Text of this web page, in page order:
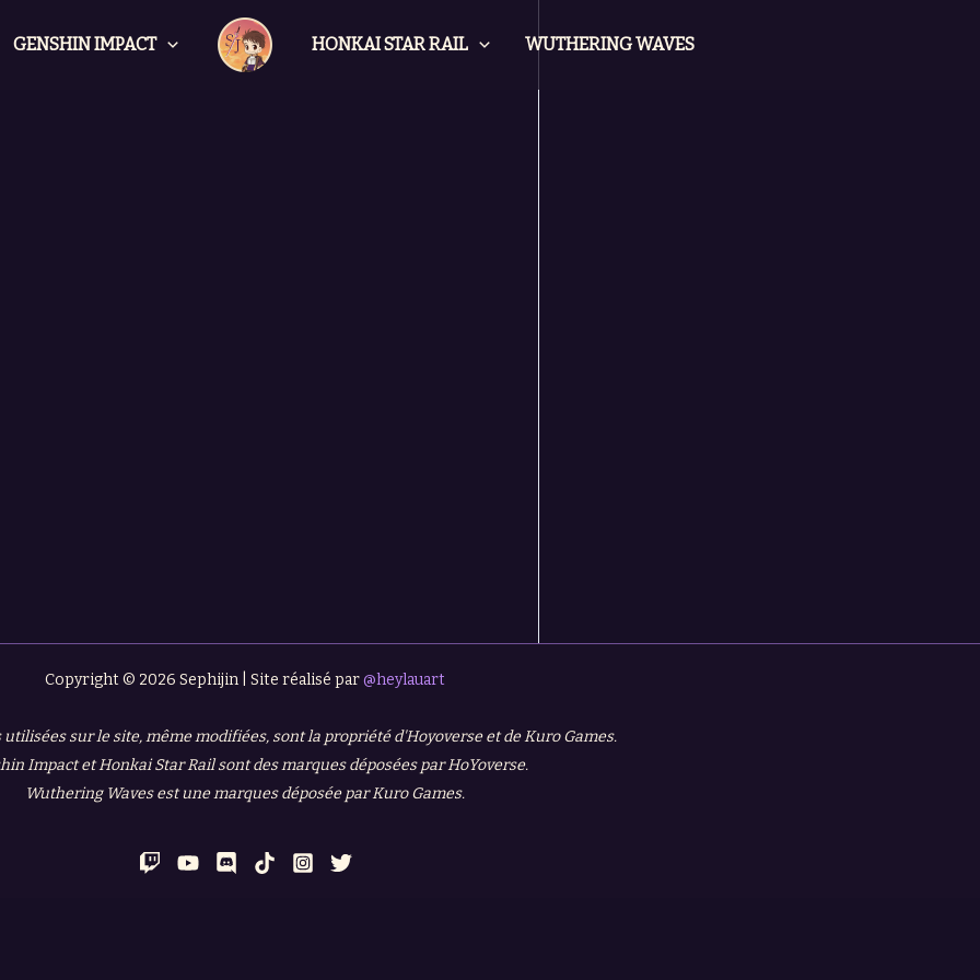
GENSHIN IMPACT HONKAI STAR RAIL WUTHERING WAVES
Copyright © 2026 Sephijin | Site réalisé par@heylauart
utilisées sur le site, même modifiées, sont la propriété d'Hoyoverse et de Kuro Games.
Impact et Honkai Star Rail sont des marques déposées par HoYoverse.
Wuthering Waves est une marques déposée par Kuro Games.